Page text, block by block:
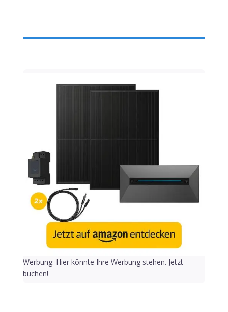
Werbung: Hier könnte Ihre Werbung stehen. Jetzt
buchen!